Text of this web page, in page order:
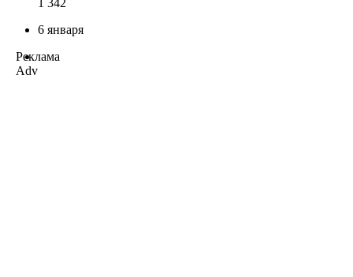
6 января
Реклама
Adv